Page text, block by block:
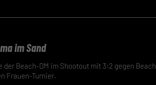
im Sand
der Beach-DM im Shootout mit 3:2 gegen Beach
Frauen-Turnier.